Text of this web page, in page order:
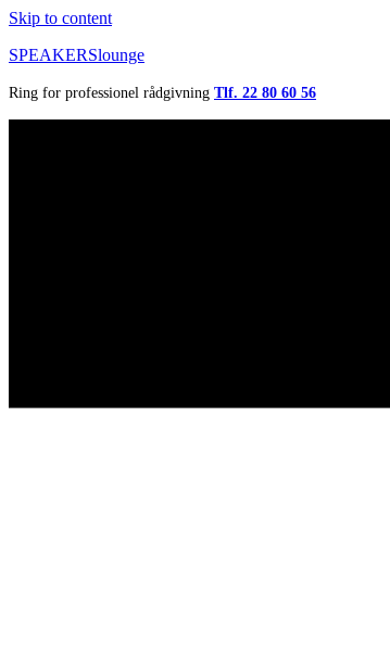
Skip to content
SPEAKERSlounge
Ring for professionel rådgivning Tlf. 22 80 60 56